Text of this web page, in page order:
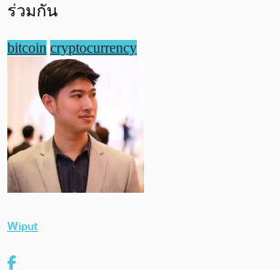
ร่วมกัน
bitcoin cryptocurrency
Wiput